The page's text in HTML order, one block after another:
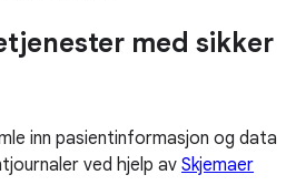
med sikker
inn pasientinformasjon og data
ved hjelp av Skjemaer